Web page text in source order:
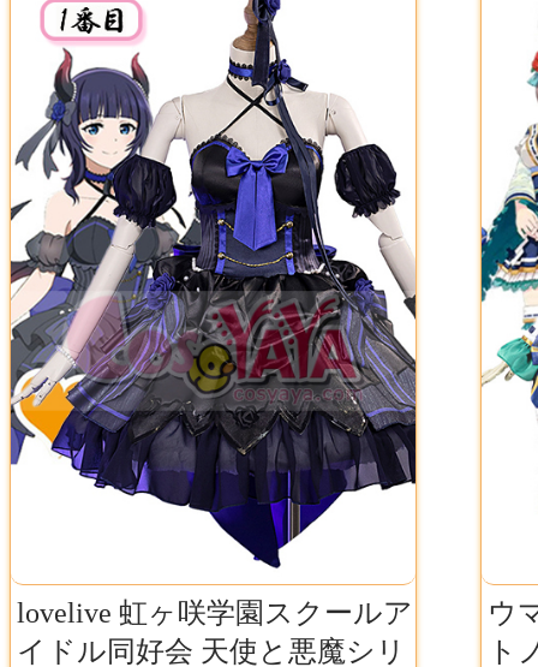
lovelive 虹ヶ咲学園スクールア
イドル同好会 天使と悪魔シリ
ウ
ト